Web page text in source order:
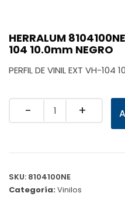
HERRALUM
104 10.0mm NEGRO
PERFIL DE VINIL EXT VH-104
Quantity
SKU: 8104100NE
Categoría:Vinilos